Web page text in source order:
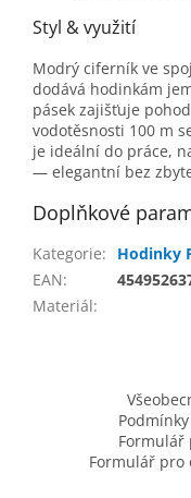
Styl & využití
Modrý ciferník ve
dodává hodinkám
pásek zajišťuje
vodotěsnosti 100 m
je ideální do práce,
— elegantní bez
Doplňkové
Kategorie:
Hodinky
EAN:
Materiál:
Formulář
Formulář pro